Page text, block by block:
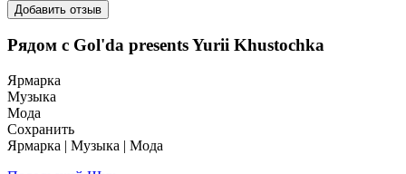
Добавить отзыв
Рядом с Gol'da presents Yurii Khustochka
Ярмарка
Музыка
Мода
Сохранить
Ярмарка | Музыка | Мода